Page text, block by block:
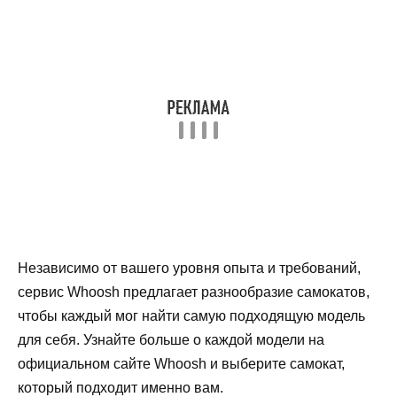
Независимо от вашего уровня опыта и требований,
сервис Whoosh предлагает разнообразие самокатов,
чтобы каждый мог найти самую подходящую модель
для себя. Узнайте больше о каждой модели на
официальном сайте Whoosh и выберите самокат,
который подходит именно вам.